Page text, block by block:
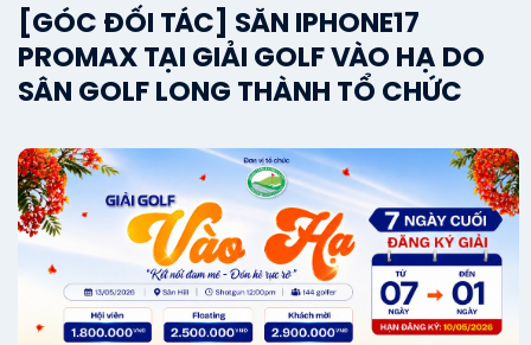
[GÓC ĐỐI TÁC] SĂN IPHONE17
PROMAX TẠI GIẢI GOLF VÀO HẠ DO
SÂN GOLF LONG THÀNH TỔ CHỨC